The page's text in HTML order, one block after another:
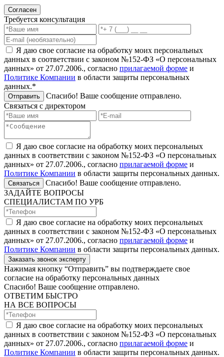
Согласен
Требуется консультация
Я даю свое согласие на обработку моих персональных
данных в соответствии с законом №152-ФЗ «О персональных
данных» от 27.07.2006., согласно прилагаемой форме и
Политике Компании в области защиты персональных
данных.*
Отправить
Спасибо! Ваше сообщение отправлено.
Связаться с директором
Я даю свое согласие на обработку моих персональных
данных в соответствии с законом №152-ФЗ «О персональных
данных» от 27.07.2006., согласно прилагаемой форме и
Политике Компании в области защиты персональных данных.
Связаться
Спасибо! Ваше сообщение отправлено.
ЗАДАЙТЕ ВОПРОСЫ
СПЕЦИАЛИСТАМ ПО УРБ
Я даю свое согласие на обработку моих персональных
данных в соответствии с законом №152-ФЗ «О персональных
данных» от 27.07.2006., согласно прилагаемой форме и
Политике Компании в области защиты персональных данных.
Заказать звонок эксперту
Нажимая кнопку “Отправить” вы подтверждаете свое
согласие на обработку персональных данных
Спасибо! Ваше сообщение отправлено.
ОТВЕТИМ БЫСТРО
НА ВСЕ ВОПРОСЫ
Я даю свое согласие на обработку моих персональных
данных в соответствии с законом №152-ФЗ «О персональных
данных» от 27.07.2006., согласно прилагаемой форме и
Политике Компании в области защиты персональных данных.